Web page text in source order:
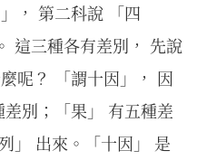
， 第二科說 「四
這三種各有差別， 先說
呢？ 「謂十因」， 因
別；「果」 有五種差
」 出來。「十因」 是